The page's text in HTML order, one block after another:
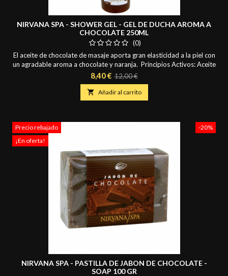
NIRVANA SPA - SHOWER GEL - GEL DE DUCHA AROMA A
CHOCOLATE 250ML
(0)
El aceite de chocolate de masaje aporta gran elasticidad a la piel con
un agradable aroma a chocolate y naranja. Principios Activos: Aceite
de Almendras Dulces y Aceite Esencial de Naranja.
Precio
8,40 € Precio
base
12,00 €
 Añadir al carrito
-20%
Precio rebajado
¡En oferta!
NIRVANA SPA - PASTILLA DE JABON DE CHOCOLATE -
SOAP 100 GR